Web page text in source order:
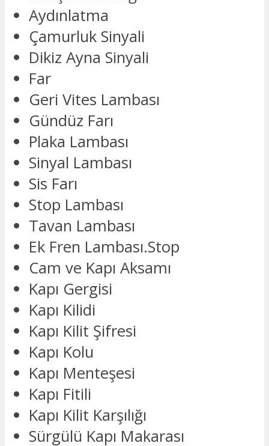
Aydınlatma
Çamurluk Sinyali
Dikiz Ayna Sinyali
Far
Geri Vites Lambası
Gündüz Farı
Plaka Lambası
Sinyal Lambası
Sis Farı
Stop Lambası
Tavan Lambası
Ek Fren Lambası.Stop
Cam ve Kapı Aksamı
Kapı Gergisi
Kapı Kilidi
Kapı Kilit Şifresi
Kapı Kolu
Kapı Menteşesi
Kapı Fitili
Kapı Kilit Karşılığı
Sürgülü Kapı Makarası